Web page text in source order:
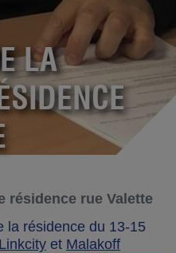
LA
résidence rue Valette
la résidence du 13-15
Linkcity et Malakoff